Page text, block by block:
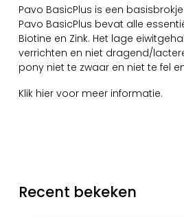
Pavo BasicPlus is een
Pavo BasicPlus bevat alle
Biotine en Zink. Het lage
verrichten en niet dragend/
pony niet te zwaar en niet te fel
Klik hier voor meer informatie.
Recent bekeken